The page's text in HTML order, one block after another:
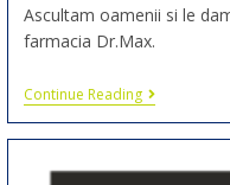
Ascultam oamenii si le
farmacia Dr.Max.
Continue Reading